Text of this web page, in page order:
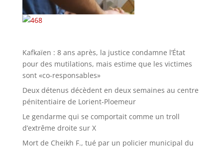
Kafkaïen : 8 ans après, la justice condamne l’État
pour des mutilations, mais estime que les victimes
sont «co-responsables»
Deux détenus décèdent en deux semaines au centre
pénitentiaire de Lorient-Ploemeur
Le gendarme qui se comportait comme un troll
d’extrême droite sur X
Mort de Cheikh F., tué par un policier municipal du